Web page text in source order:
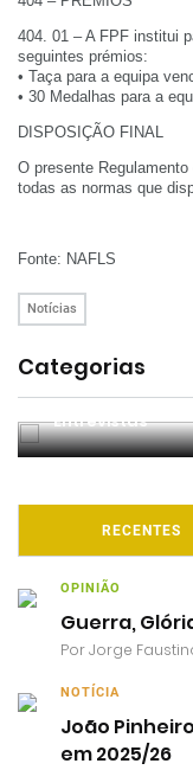
404. 01 – A FPF institui
seguintes prémios:
• Taça para a equipa
• 30 Medalhas para a
DISPOSIÇÃO FINAL
O presente
todas as normas que
Fonte: NAFLS
Notícias
Categorias
Entrevistas
RECENTES
OPINIÃO
Guerra,
PorJorge
NOTÍCIA
João
em 2025/26